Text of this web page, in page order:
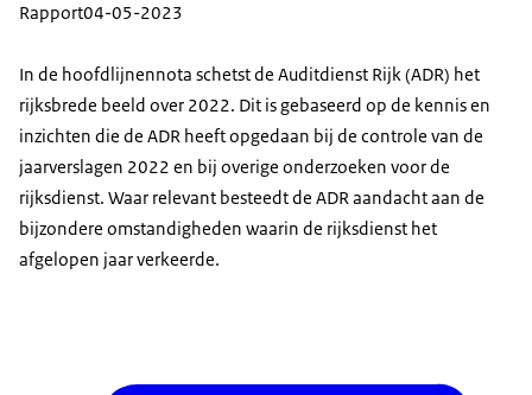
Rapport04-05-2023
In de hoofdlijnennota schetst de Auditdienst Rijk (ADR) het
rijksbrede beeld over 2022. Dit is gebaseerd op de kennis en
inzichten die de ADR heeft opgedaan bij de controle van de
jaarverslagen 2022 en bij overige onderzoeken voor de
rijksdienst. Waar relevant besteedt de ADR aandacht aan de
bijzondere omstandigheden waarin de rijksdienst het
afgelopen jaar verkeerde.